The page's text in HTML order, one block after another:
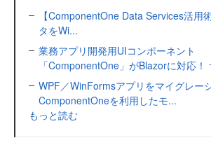
【ComponentOne Data Services活用
タをWi...
業務アプリ開発用UIコンポーネント
「ComponentOne」がBlazorに対応！
WPF／WinFormsアプリをマイグレー
ComponentOneを利用したモ...
もっと読む